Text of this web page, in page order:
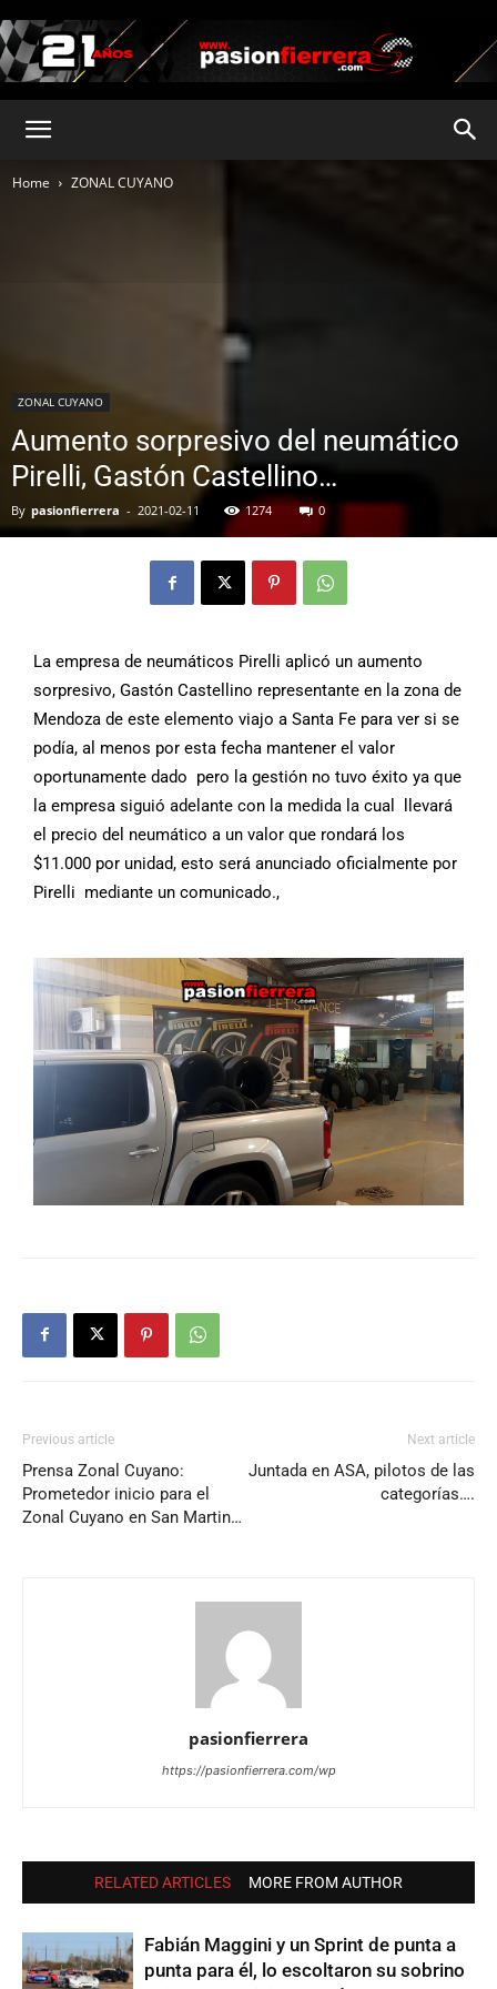
Home ZONAL CUYANO
ZONAL CUYANO
Aumento sorpresivo del neumático
Pirelli, Gastón Castellino…
By pasionfierrera - 2021-02-11 1274 0
La empresa de neumáticos Pirelli aplicó un aumento
sorpresivo, Gastón Castellino representante en la zona de
Mendoza de este elemento viajo a Santa Fe para ver si se
podía, al menos por esta fecha mantener el valor
oportunamente dado pero la gestión no tuvo éxito ya que
la empresa siguió adelante con la medida la cual llevará
el precio del neumático a un valor que rondará los
$11.000 por unidad, esto será anunciado oficialmente por
Pirelli mediante un comunicado.,
Previous article
Prensa Zonal Cuyano:
Prometedor inicio para el
Zonal Cuyano en San Martin…
Next article
Juntada en ASA, pilotos de las
categorías….
pasionfierrera
https://pasionfierrera.com/wp
RELATED ARTICLES MORE FROM AUTHOR
Fabián Maggini y un Sprint de punta a
punta para él, lo escoltaron su sobrino